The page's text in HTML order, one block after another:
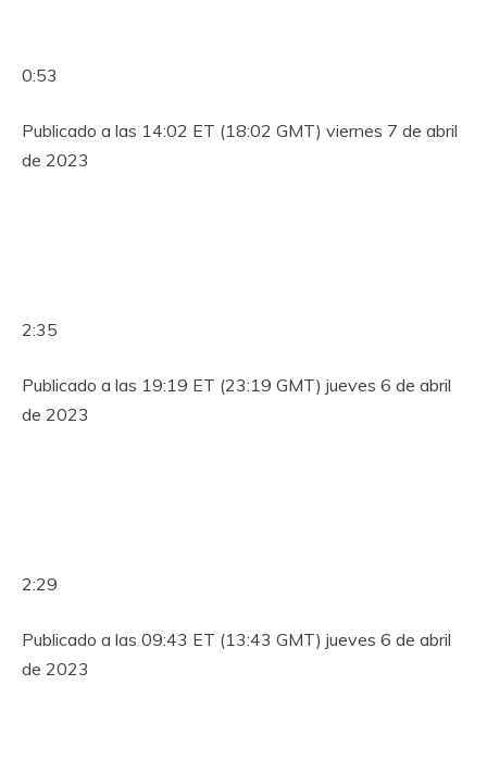
0:53
Publicado a las 14:02 ET (18:02 GMT) viernes 7 de abril
de 2023
2:35
Publicado a las 19:19 ET (23:19 GMT) jueves 6 de abril
de 2023
2:29
Publicado a las 09:43 ET (13:43 GMT) jueves 6 de abril
de 2023